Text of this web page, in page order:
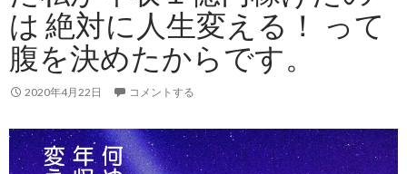
は 絶対に人生 変える！ って
腹を決めたからです。
2020年4月22日 コメントする